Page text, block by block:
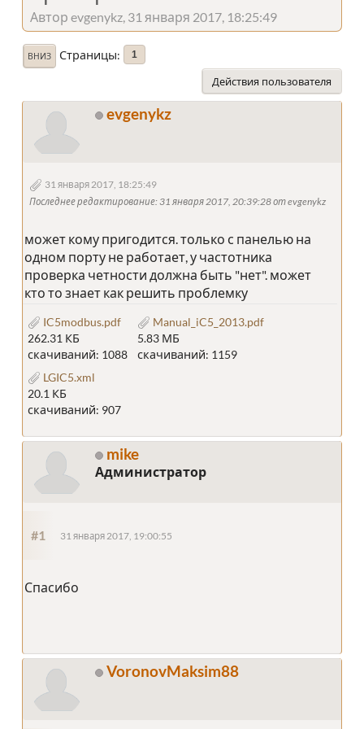
Автор evgenykz, 31 января 2017, 18:25:49
ВНИЗ Страницы 1
Действия пользователя
evgenykz
31 января 2017, 18:25:49
Последнее редактирование: 31 января 2017, 20:39:28 от evgenykz
может кому пригодится. только с панелью на
одном порту не работает, у частотника
проверка четности должна быть "нет". может
кто то знает как решить проблемку
IC5modbus.pdf
262.31 КБ
скачиваний: 1088
Manual_iC5_2013.pdf
5.83 МБ
скачиваний: 1159
LGIC5.xml
20.1 КБ
скачиваний: 907
mike
Администратор
#1 31 января 2017, 19:00:55
Спасибо
VoronovMaksim88